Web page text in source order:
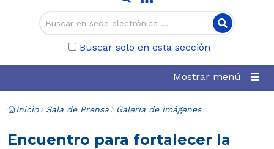
Buscar solo en esta sección
Mostrar menú
Inicio Sala de Prensa Galería de imágenes
Encuentro para fortalecer la